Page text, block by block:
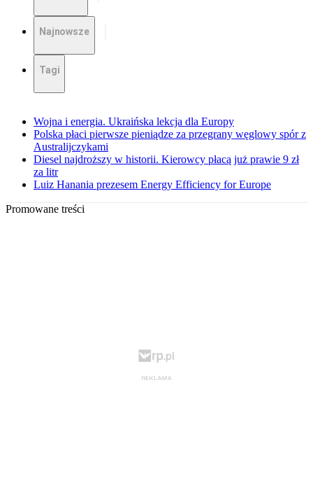
Najnowsze
Tagi
Wojna i energia. Ukraińska lekcja dla Europy
Polska płaci pierwsze pieniądze za przegrany węglowy spór z
Australijczykami
Diesel najdroższy w historii. Kierowcy płacą już prawie 9 zł
za litr
Luiz Hanania prezesem Energy Efficiency for Europe
Promowane treści